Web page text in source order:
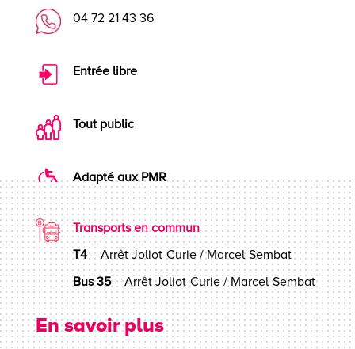
04 72 21 43 36
Entrée libre
Tout public
Adapté aux PMR
Transports en commun
T4– Arrêt Joliot-Curie / Marcel-Sembat
Bus 35– Arrêt Joliot-Curie / Marcel-Sembat
En savoir plus